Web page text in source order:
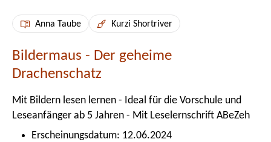
Anna Taube Kurzi Shortriver
Bildermaus - Der geheime
Drachenschatz
Mit Bildern lesen lernen - Ideal für die Vorschule und
Leseanfänger ab 5 Jahren - Mit Leselernschrift ABeZeh
Erscheinungsdatum: 12.06.2024